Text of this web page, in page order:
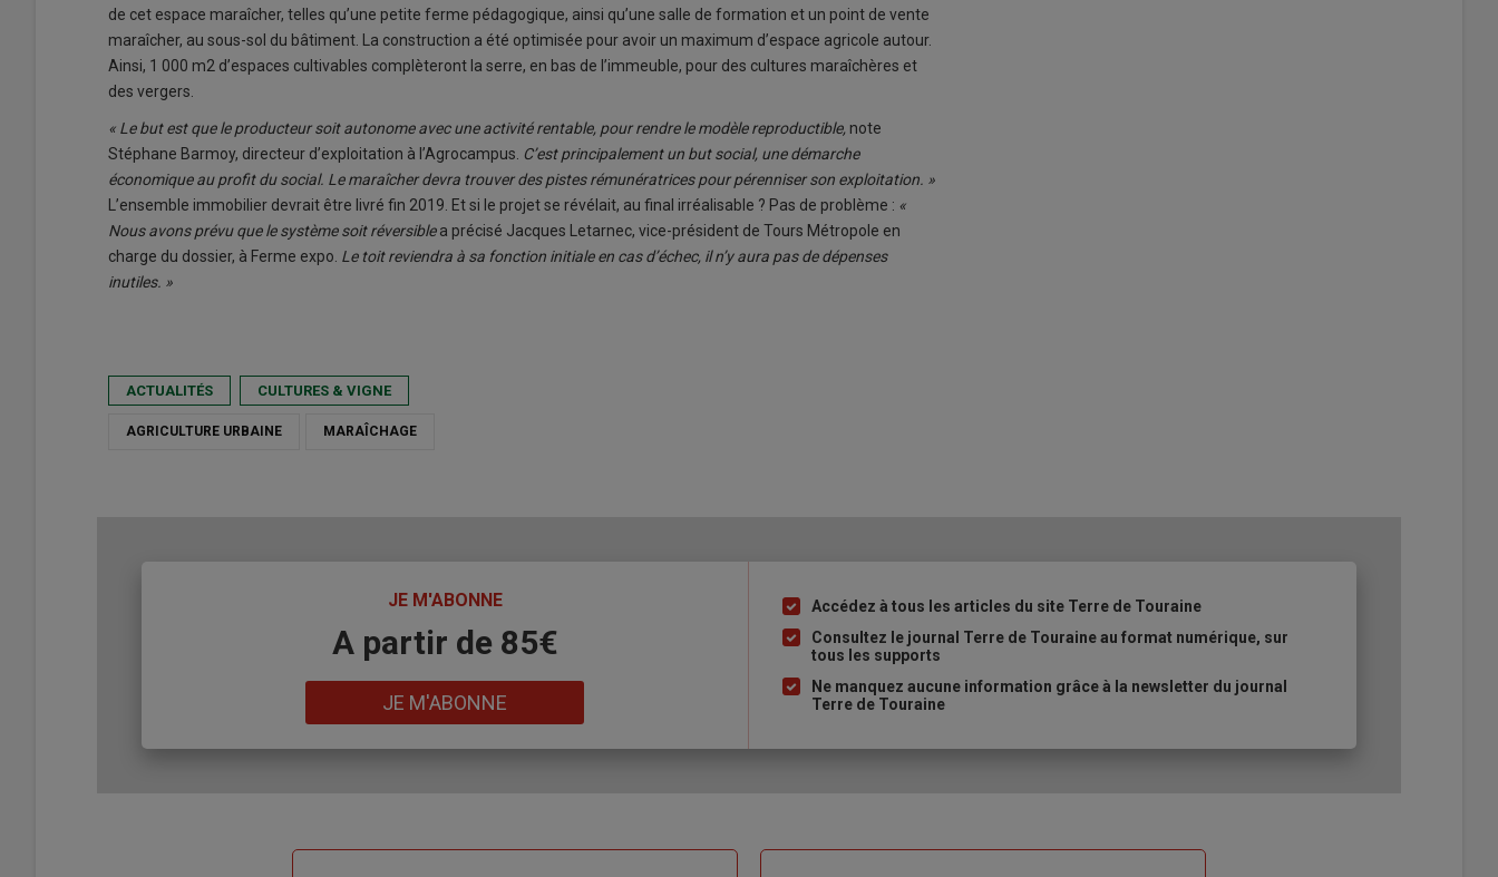
de cet espace maraîcher, telles qu’une petite ferme pédagogique, ainsi qu’une salle de formation et un point de vente
maraîcher, au sous-sol du bâtiment. La construction a été optimisée pour avoir un maximum d’espace agricole autour.
Ainsi, 1 000 m2 d’espaces cultivables complèteront la serre, en bas de l’immeuble, pour des cultures maraîchères et
des vergers.
« Le but est que le producteur soit autonome avec une activité rentable, pour rendre le modèle reproductible, note
Stéphane Barmoy, directeur d’exploitation à l’Agrocampus. C’est principalement un but social, une démarche
économique au profit du social. Le maraîcher devra trouver des pistes rémunératrices pour pérenniser son exploitation. »
L’ensemble immobilier devrait être livré fin 2019. Et si le projet se révélait, au final irréalisable ? Pas de problème : «
Nous avons prévu que le système soit réversiblea précisé Jacques Letarnec, vice-président de Tours Métropole en
charge du dossier, à Ferme expo. Le toit reviendra à sa fonction initiale en cas d’échec, il n’y aura pas de dépenses
inutiles. »
ACTUALITÉS CULTURES & VIGNE
AGRICULTURE URBAINE MARAÎCHAGE
JE M'ABONNE
A partir de 85€
JE M'ABONNE
Liste
à
puce
Accédez à tous les articles du site Terre de Touraine
Consultez le journal Terre de Touraine au format numérique, sur
tous les supports
Ne manquez aucune information grâce à la newsletter du journal
Terre de Touraine